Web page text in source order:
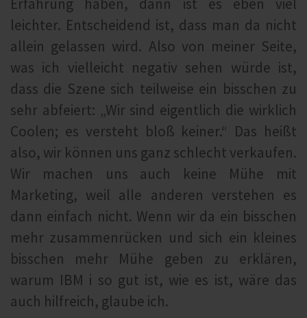
Erfahrung haben, dann ist es eben viel
leichter. Entscheidend ist, dass man da nicht
allein gelassen wird. Also von meiner Seite,
was ich vielleicht negativ sehen würde ist,
dass die Szene sich teilweise ein bisschen zu
sehr abfeiert: „Wir sind eigentlich die wirklich
Coolen; es versteht bloß keiner.“ Das heißt
also, wir können uns ganz schlecht verkaufen.
Wir machen uns auch keine Mühe mit
Marketing, weil alle anderen verstehen es
dann einfach nicht. Wenn wir da ein bisschen
mehr zusammenrücken und sich ein kleines
bisschen mehr Mühe geben zu erklären,
warum IBM i so gut ist, wie es ist, wäre das
auch hilfreich, glaube ich.